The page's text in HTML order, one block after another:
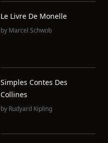
Le Livre De Monelle
by Marcel Schwob
Simples Contes Des
Collines
by Rudyard Kipling